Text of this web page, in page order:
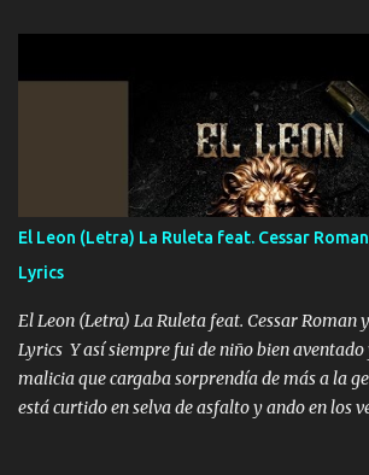
ni tampoco las mujeres porque es platica de
que estar alegres doy las instrucciones para
Música Si es que salta algún problema de
ahí está el Hombre Cuarenta y también
cualquier problema no más es cuestión que
FALTA UN HERMANO DE CLAVE ERA EL 24
HOMBRE VALIENTE POR ALGO M'URIÓ
VIO POR LA FAMILIA PARA QUE SIGA EL
los HERMANOS un cerebro inteligente y com...
El Leon (Letra) La Ruleta feat. Cessar
Lyrics
El Leon (Letra) La Ruleta feat. Cessar Roman
Lyrics Y así siempre fui de niño bien
malicia que cargaba sorprendía de más a la
está curtido en selva de asfalto y ando en los